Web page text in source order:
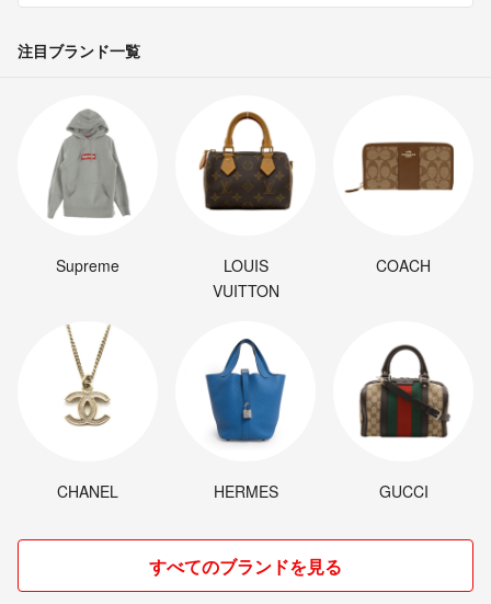
注目ブランド一覧
Supreme
LOUIS
VUITTON
COACH
CHANEL HERMES GUCCI
すべてのブランドを見る